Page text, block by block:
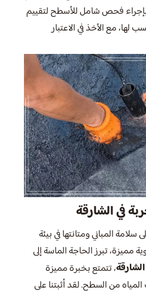
فحص شامل للأسطح لتقييم
لها، مع الأخذ في الاعتبار
في الشارقة
المباني ومتانتها في بيئة
مميزة، تبرز الحاجة الماسة إلى
، تتمتع بخبرة مميزة
من السطح. لقد أثبتنا على